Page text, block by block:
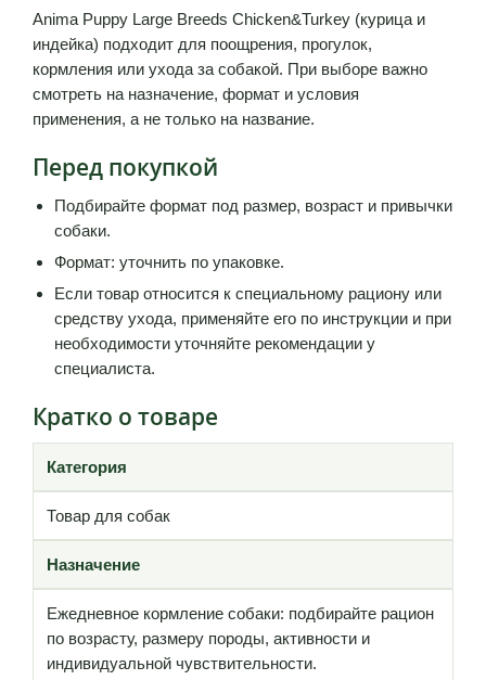
Anima Puppy Large Breeds Chicken&Turkey (курица и
индейка) подходит для поощрения, прогулок,
кормления или ухода за собакой. При выборе важно
смотреть на назначение, формат и условия
применения, а не только на название.
Перед покупкой
Подбирайте формат под размер, возраст и привычки
собаки.
Формат: уточнить по упаковке.
Если товар относится к специальному рациону или
средству ухода, применяйте его по инструкции и при
необходимости уточняйте рекомендации у
специалиста.
Кратко о товаре
Категория
Товар для собак
Назначение
Ежедневное кормление собаки: подбирайте рацион
по возрасту, размеру породы, активности и
индивидуальной чувствительности.